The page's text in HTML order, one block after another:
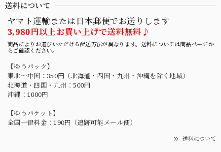
送料について
ヤマト運輸または日本郵便でお送りします
3,980円以上お買い上げで送料無料♪
商品によりお選びいただける配送方法が異なります。送料については商品ページか
らご確認ください。
【ゆうパック】
東北〜中国：350円（北海道・四国・九州・沖縄を除く地域）
北海道・四国・九州：500円
沖縄：1000円
【ゆうパケット】
全国一律料金：190円（追跡可能メール便）
送料について